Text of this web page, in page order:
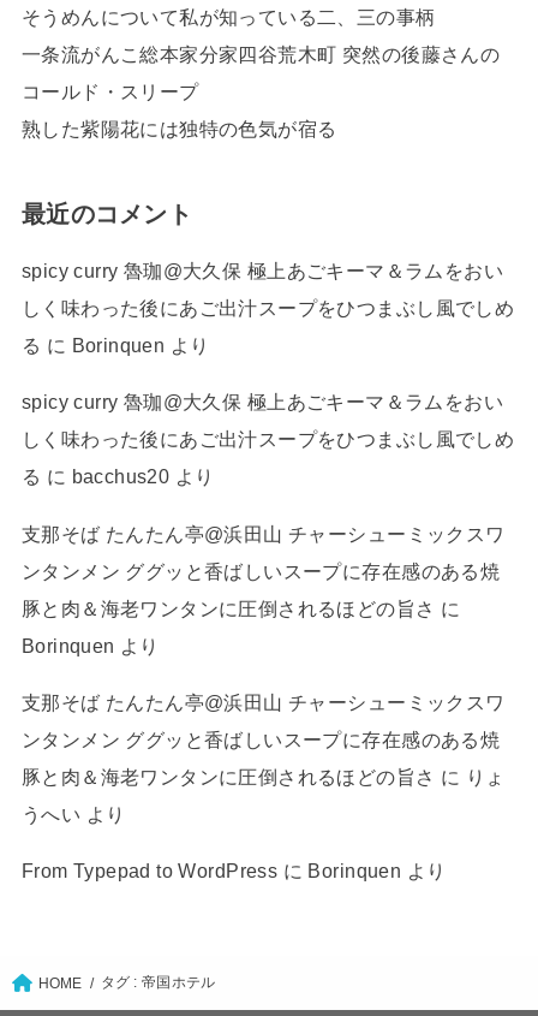
そうめんについて私が知っている二、三の事柄
一条流がんこ総本家分家四谷荒木町 突然の後藤さんの
コールド・スリープ
熟した紫陽花には独特の色気が宿る
最近のコメント
spicy curry 魯珈@大久保 極上あごキーマ＆ラムをおい
しく味わった後にあご出汁スープをひつまぶし風でしめ
る に Borinquen より
spicy curry 魯珈@大久保 極上あごキーマ＆ラムをおい
しく味わった後にあご出汁スープをひつまぶし風でしめ
る に bacchus20 より
支那そば たんたん亭@浜田山 チャーシューミックスワ
ンタンメン ググッと香ばしいスープに存在感のある焼
豚と肉＆海老ワンタンに圧倒されるほどの旨さ に
Borinquen より
支那そば たんたん亭@浜田山 チャーシューミックスワ
ンタンメン ググッと香ばしいスープに存在感のある焼
豚と肉＆海老ワンタンに圧倒されるほどの旨さ に りょ
うへい より
From Typepad to WordPress に Borinquen より
HOME タグ : 帝国ホテル